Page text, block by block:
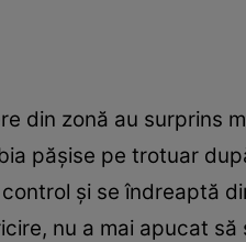
din zonă au surprins
pășise pe trotuar
și se îndreaptă
nu a mai apucat să